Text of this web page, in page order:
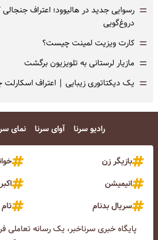
= رسوایی جدید در هالیوود؛ اعتراف
دروغ‌گویی
= کارت ویزیت لمینت چیست؟
= مازیار لرستانی به تلویزیون برگشت
= یک دیکتاتوری زیبایی | اعتراف
رادیو سرنا آوای سرنا نمای
بازیگر زن
انیمیشن
سریال بدنام
پایگاه خبری سرناخبر، یک رسانه تعاملی